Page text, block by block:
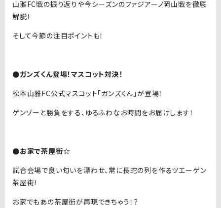
山雅FC戦の振り返りや今シーズンのファジアーノ岡山戦を徹底
解説！
そして今節の注目ポイントも！
●ガンズくん登場！マスコット対決！
松本山雅FC公式マスコット「ガンズくん」が登場！
ゲンゾーと勝負をする、ゆるふわなお時間をお届けします！
●お家で茶屋街☆
試合会場で良い匂いを漂わせ、常に長蛇の列を作るツエーゲン
茶屋街！
お家でもあの茶屋街が再現できちゃう！？